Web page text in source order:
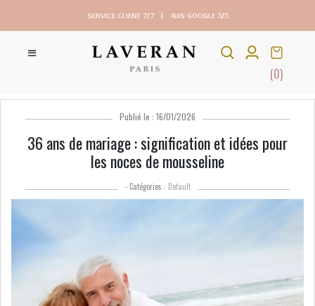
SERVICE CLIENT 7/7 | AVIS GOOGLE 5/5
(0)
Publié le : 16/01/2026
36 ans de mariage : signification et idées pour
les noces de mousseline
- Catégories : Default